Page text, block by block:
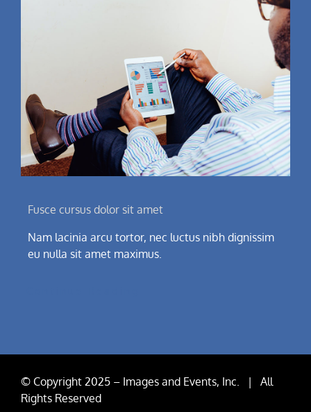
Fusce cursus dolor sit amet
Nam lacinia arcu tortor, nec luctus nibh dignissim
eu nulla sit amet maximus.
© Copyright 2025 – Images and Events, Inc. | All
Rights Reserved